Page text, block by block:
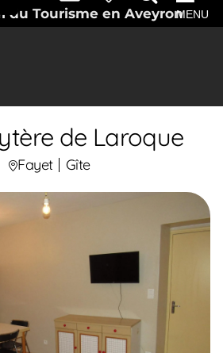
du Tourisme en AveyronMENU
de Laroque
Fayet Gîte